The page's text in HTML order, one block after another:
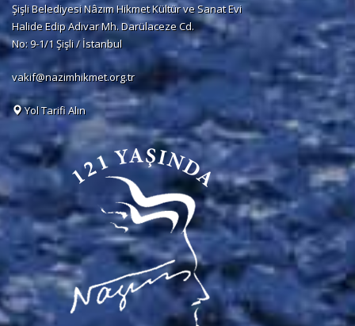
Şişli Belediyesi Nâzım Hikmet Kültür ve Sanat Evi
Halide Edip Adıvar Mh. Darülaceze Cd.
No: 9-1/1 Şişli / İstanbul
vakif@nazimhikmet.org.tr
Yol Tarifi Alın